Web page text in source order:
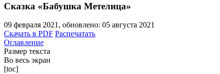
Сказка «Бабушка Метелица»
09 февраля 2021, обновлено: 05 августа 2021
Скачать в PDF Распечатать
Оглавление
Размер текста
Во весь экран
[toc]